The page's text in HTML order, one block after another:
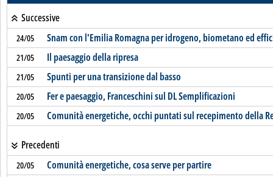
Successive
24/05 Snam con l'Emilia Romagna per idrogeno, biometano ed
21/05 Il paesaggio della ripresa
21/05 Spunti per una transizione dal basso
20/05 Fer e paesaggio, Franceschini sul DL Semplificazioni
20/05 Comunità energetiche, occhi puntati sul recepimento della
Precedenti
20/05 Comunità energetiche, cosa serve per partire